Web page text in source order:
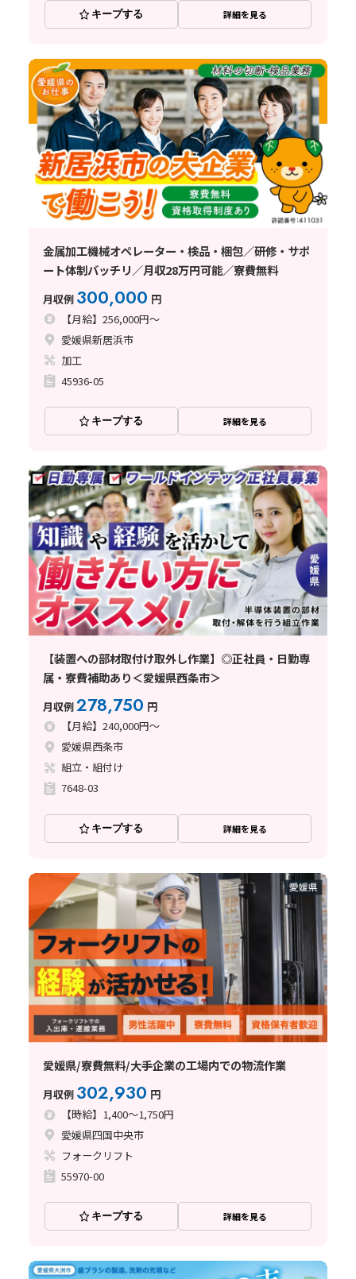
キープする 詳細を見る
金属加工機械オペレーター・検品・梱包／研修・サポ
ート体制バッチリ／月収28万円可能／寮費無料
月収例 300,000 円
【月給】256,000円～
愛媛県新居浜市
加工
45936-05
キープする 詳細を見る
【装置への部材取付け取外し作業】◎正社員・日勤専
属・寮費補助あり＜愛媛県西条市＞
月収例278,750 円
【月給】240,000円～
愛媛県西条市
組立・組付け
7648-03
キープする 詳細を見る
愛媛県/寮費無料/大手企業の工場内での物流作業
月収例 302,930 円
【時給】1,400～1,750円
愛媛県四国中央市
フォークリフト
55970-00
キープする 詳細を見る